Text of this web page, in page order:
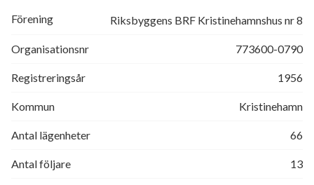
Förening Riksbyggens BRF Kristinehamnshus nr 8
Organisationsnr 773600-0790
Registreringsår 1956
Kommun Kristinehamn
Antal lägenheter 66
Antal följare 13